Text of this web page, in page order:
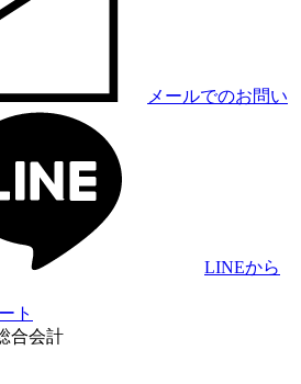
メールでのお問い
LINEから